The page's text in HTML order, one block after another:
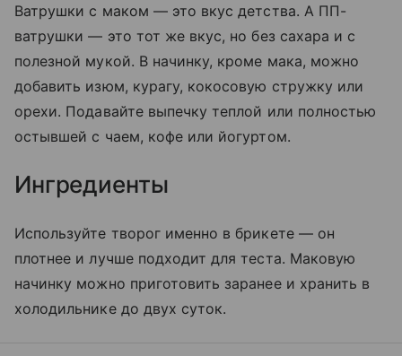
Ватрушки с маком — это вкус детства. А ПП-
ватрушки — это тот же вкус, но без сахара и с
полезной мукой. В начинку, кроме мака, можно
добавить изюм, курагу, кокосовую стружку или
орехи. Подавайте выпечку теплой или полностью
остывшей с чаем, кофе или йогуртом.
Ингредиенты
Используйте творог именно в брикете — он
плотнее и лучше подходит для теста. Маковую
начинку можно приготовить заранее и хранить в
холодильнике до двух суток.